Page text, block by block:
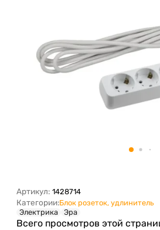
Артикул: 1428714
Категории:Блок розеток, удлинитель
Электрика
Эра
Всего просмотров этой